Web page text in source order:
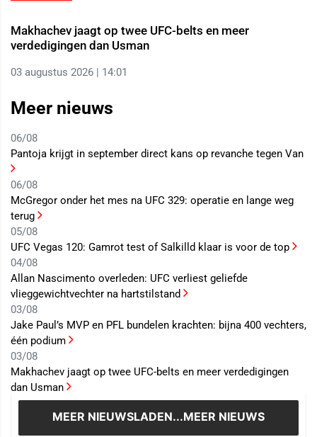
Makhachev jaagt op twee UFC-belts en meer
verdedigingen dan Usman
03 augustus 2026 | 14:01
Meer nieuws
06/08
Pantoja krijgt in september direct kans op revanche tegen Van
06/08
McGregor onder het mes na UFC 329: operatie en lange weg
terug
05/08
UFC Vegas 120: Gamrot test of Salkilld klaar is voor de top
04/08
Allan Nascimento overleden: UFC verliest geliefde
vlieggewichtvechter na hartstilstand
03/08
Jake Paul’s MVP en PFL bundelen krachten: bijna 400 vechters,
één podium
03/08
Makhachev jaagt op twee UFC-belts en meer verdedigingen
dan Usman
MEER NIEUWSLADEN...MEER NIEUWS